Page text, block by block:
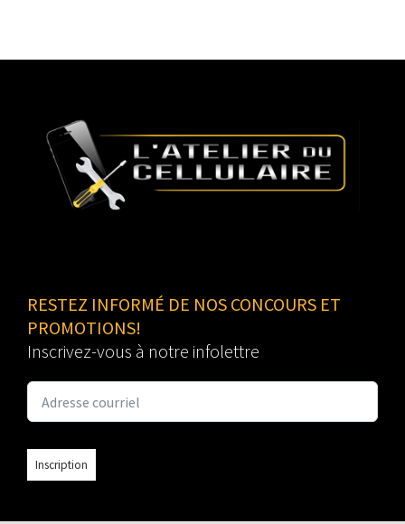
RESTEZ INFORMÉ DE NOS CONCOURS ET
PROMOTIONS!
Inscrivez-vous à notre infolettre